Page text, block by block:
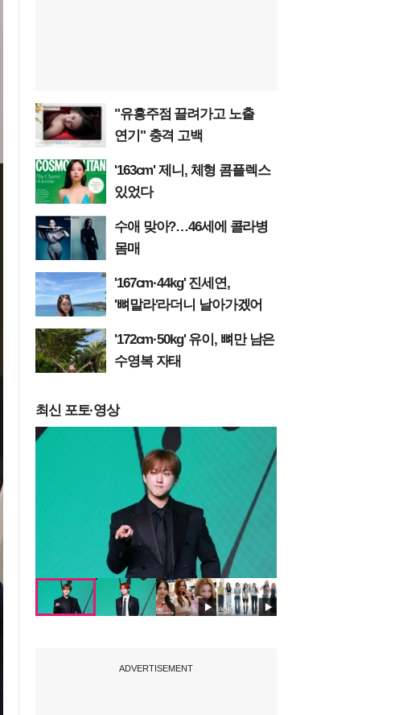
"유흥주점 끌려가고 노출
연기" 충격 고백
'163cm' 제니, 체형 콤플렉스
있었다
수애 맞아?…46세에 콜라병
몸매
'167cm·44kg' 진세연,
'뼈말라'라더니 날아가겠어
'172cm·50kg' 유이, 뼈만 남은
수영복 자태
최신 포토·영상
ADVERTISEMENT